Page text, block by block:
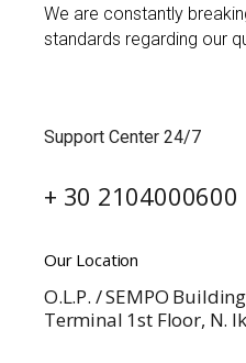
We are constantly
standards regarding our
Support Center 24/7
+ 30 2104000600
Our Location
O.L.P. / SEMPO
Terminal 1st Floor, N.